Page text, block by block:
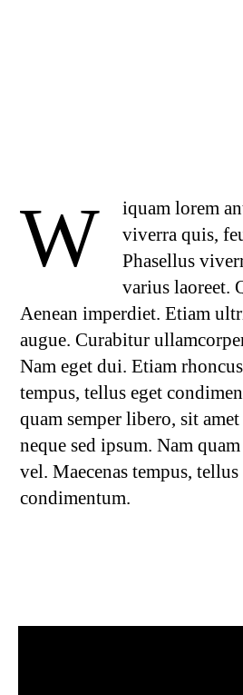
W
iquam lorem
viverra quis,
Phasellus
varius laoreet.
Aenean imperdiet. Etiam
augue. Curabitur
Nam eget dui. Etiam
tempus, tellus eget
quam semper libero, sit
neque sed ipsum. Nam
vel. Maecenas tempus, tellus
condimentum.